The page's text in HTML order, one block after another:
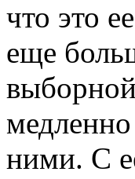
что это
еще
ними. С